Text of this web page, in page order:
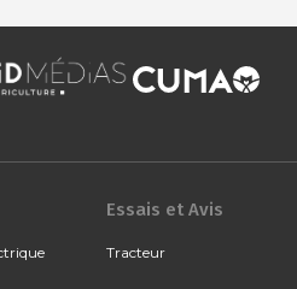
Essais et Avis
Tracteur